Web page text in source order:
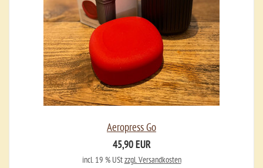
Aeropress Go
45,90 EUR
incl. 19 % UStzzgl. Versandkosten